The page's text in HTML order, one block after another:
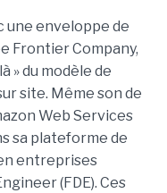
une enveloppe de
Frontier Company,
» du modèle de
site. Même son de
Web Services
sa plateforme de
entreprises
(FDE). Ces